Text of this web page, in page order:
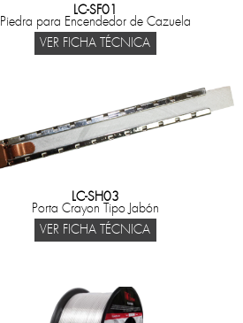
LC-SF01
Piedra para Encendedor de Cazuela
VER FICHA TÉCNICA
LC-SH03
Porta Crayon Tipo Jabón
VER FICHA TÉCNICA